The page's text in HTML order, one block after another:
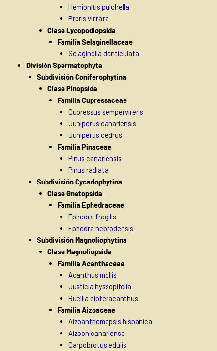
Hemionitis pulchella
Pteris vittata
Clase Lycopodiopsida
Familia Selaginellaceae
Selaginella denticulata
División Spermatophyta
Subdivisión Coniferophytina
Clase Pinopsida
Familia Cupressaceae
Cupressus sempervirens
Juniperus canariensis
Juniperus cedrus
Familia Pinaceae
Pinus canariensis
Pinus radiata
Subdivisión Cycadophytina
Clase Gnetopsida
Familia Ephedraceae
Ephedra fragilis
Ephedra nebrodensis
Subdivisión Magnoliophytina
Clase Magnoliopsida
Familia Acanthaceae
Acanthus mollis
Justicia hyssopifolia
Ruellia dipteracanthus
Familia Aizoaceae
Aizoanthemopsis hispanica
Aizoon canariense
Carpobrotus edulis